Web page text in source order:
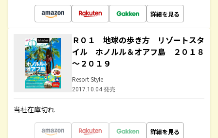
詳細を見る
Ｒ０１ 地球の歩き方 リゾートスタ
イル ホノルル＆オアフ島 ２０１８
～２０１９
Resort Style
2017.10.04 発売
当社在庫切れ
詳細を見る